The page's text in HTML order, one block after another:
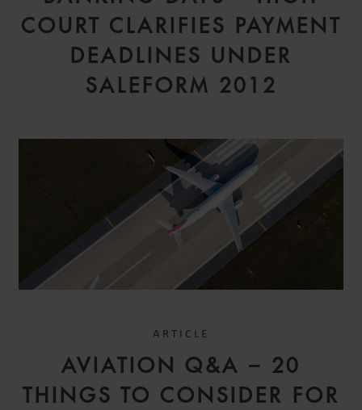
COURT CLARIFIES PAYMENT
DEADLINES UNDER
SALEFORM 2012
ARTICLE
AVIATION Q&A – 20
THINGS TO CONSIDER FOR